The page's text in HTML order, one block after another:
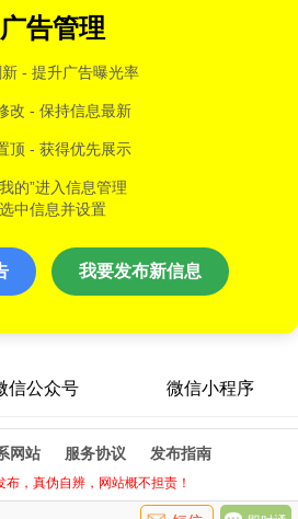
广告管理
新 - 提升广告曝光率
改 - 保持信息最新
顶 - 获得优先展示
的”进入信息管理
选中信息并设置
我要发布新信息
信公众号 微信小程序
网站 服务协议 发布指南
布，真伪自辨，网站概不担责！